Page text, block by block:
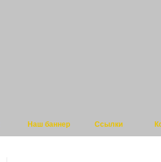
Наш баннер Ссылки